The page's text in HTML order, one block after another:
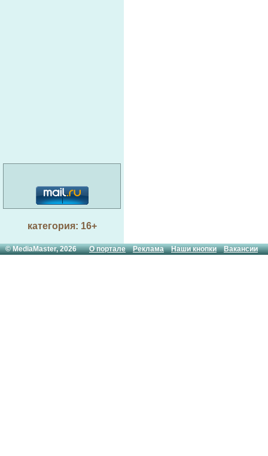
категория: 16+
© MediaMaster, 2026О портале Реклама Наши кнопки Вакансии